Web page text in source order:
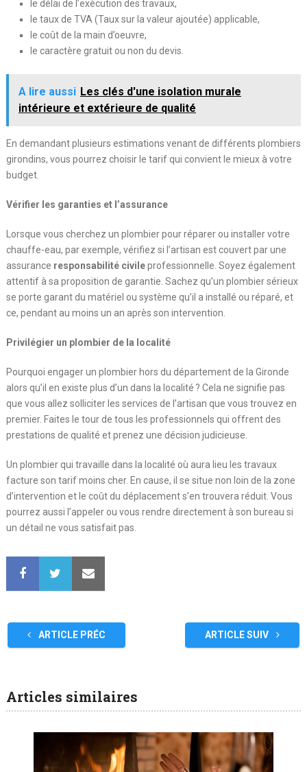
le délai de l’exécution des travaux,
le taux de TVA (Taux sur la valeur ajoutée) applicable,
le coût de la main d’oeuvre,
le caractère gratuit ou non du devis.
A lire aussi Les clés d'une isolation murale
intérieure et extérieure de qualité
En demandant plusieurs estimations venant de différents plombiers
girondins, vous pourrez choisir le tarif qui convient le mieux à votre
budget.
Vérifier les garanties et l’assurance
Lorsque vous cherchez un plombier pour réparer ou installer votre
chauffe-eau, par exemple, vérifiez si l’artisan est couvert par une
assurance responsabilité civileprofessionnelle. Soyez également
attentif à sa proposition de garantie. Sachez qu’un plombier sérieux
se porte garant du matériel ou système qu’il a installé ou réparé, et
ce, pendant au moins un an après son intervention.
Privilégier un plombier de la localité
Pourquoi engager un plombier hors du département de la Gironde
alors qu’il en existe plus d’un dans la localité ? Cela ne signifie pas
que vous allez solliciter les services de l’artisan que vous trouvez en
premier. Faites le tour de tous les professionnels qui offrent des
prestations de qualité et prenez une décision judicieuse.
Un plombier qui travaille dans la localité où aura lieu les travaux
facture son tarif moins cher. En cause, il se situe non loin de la zone
d’intervention et le coût du déplacement s’en trouvera réduit. Vous
pourrez aussi l’appeler ou vous rendre directement à son bureau si
un détail ne vous satisfait pas.
ARTICLE PRÉC ARTICLE SUIV
Articles similaires